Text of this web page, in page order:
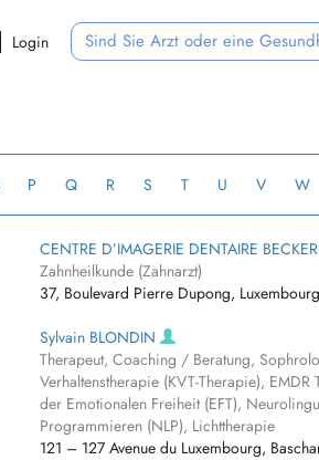
Login Sind Sie Arzt oder eine
P Q R S T U V W
CENTRE D’IMAGERIE DENTAIRE
Zahnheilkunde (Zahnarzt)
37, Boulevard Pierre Dupong,
Sylvain BLONDIN
Therapeut, Coaching / Beratung,
Verhaltenstherapie (KVT-Therapie), EMDR
der Emotionalen Freiheit (EFT),
Programmieren (NLP), Lichttherapie
121 – 127 Avenue du Luxembourg,